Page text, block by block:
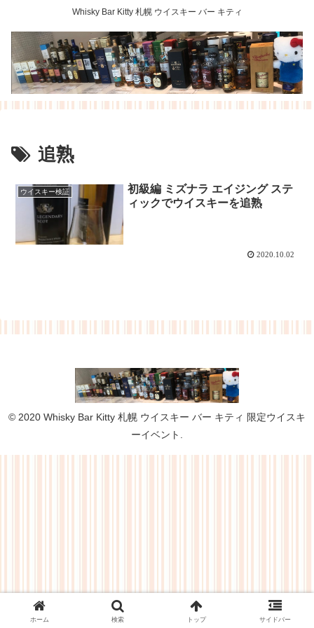
Whisky Bar Kitty 札幌 ウイスキー バー キティ
追熟
ウイスキー検証
初級編 ミズナラ エイジング ステ
ィックでウイスキーを追熟
2020.10.02
© 2020 Whisky Bar Kitty 札幌 ウイスキー バー キティ 限定ウイスキ
ーイベント.
ホーム 検索 トップ サイドバー